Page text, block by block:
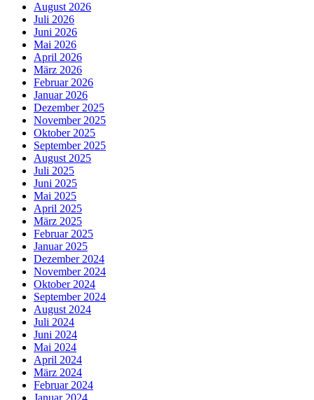
August 2026
Juli 2026
Juni 2026
Mai 2026
April 2026
März 2026
Februar 2026
Januar 2026
Dezember 2025
November 2025
Oktober 2025
September 2025
August 2025
Juli 2025
Juni 2025
Mai 2025
April 2025
März 2025
Februar 2025
Januar 2025
Dezember 2024
November 2024
Oktober 2024
September 2024
August 2024
Juli 2024
Juni 2024
Mai 2024
April 2024
März 2024
Februar 2024
Januar 2024